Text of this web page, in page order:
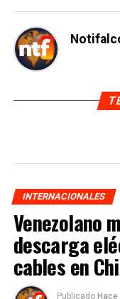
INTERNACIONALES
Venezolano
descarga
cables en
Publicado